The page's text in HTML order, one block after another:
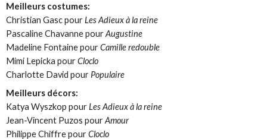
Meilleurs costumes:
Christian Gasc pourLes Adieux à la reine
Pascaline Chavanne pourAugustine
Madeline Fontaine pourCamille redouble
Mimi Lepicka pourCloclo
Charlotte David pour Populaire
Meilleurs décors:
Katya Wyszkop pourLes Adieux à la reine
Jean-Vincent Puzos pourAmour
Philippe Chiffre pourCloclo